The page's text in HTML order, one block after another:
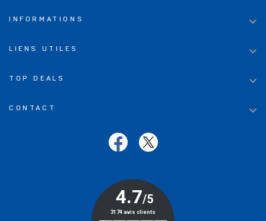
INFORMATIONS 
LIENS UTILES 
TOP DEALS 
CONTACT 